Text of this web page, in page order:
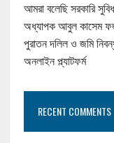
আমরা বলেছি সরকারি
অধ্যাপক আবুল কাসেম
পুরাতন দলিল ও জমি
অনলাইন প্ল্যাটফর্ম
RECENT COMMENTS